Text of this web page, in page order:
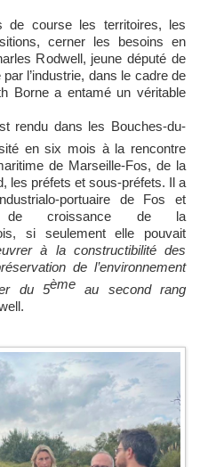
cerner les besoins en
Rodwell, jeune député de
l’industrie, dans le cadre de
Borne a entamé un véritable
rendu dans les Bouches-du-
en six mois à la rencontre
de Marseille-Fos, de la
les préfets et sous-préfets. Il a
portuaire de Fos et
de croissance de la
si seulement elle pouvait
à la constructibilité des
de l’environnement
du 5ème au second rang